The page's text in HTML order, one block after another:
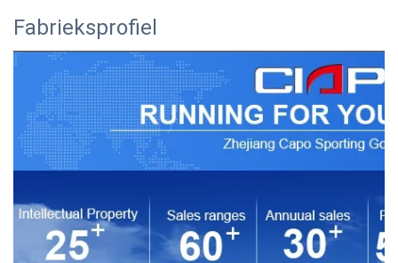
Fabrieksprofiel